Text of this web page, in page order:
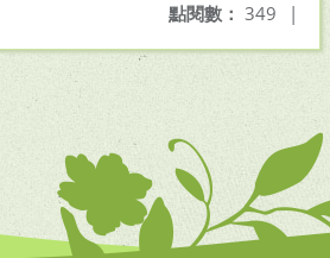
點閱數： 349 |